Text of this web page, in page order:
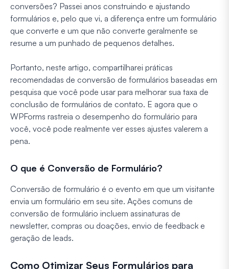
conversões? Passei anos construindo e ajustando
formulários e, pelo que vi, a diferença entre um formulário
que converte e um que não converte geralmente se
resume a um punhado de pequenos detalhes.
Portanto, neste artigo, compartilharei práticas
recomendadas de conversão de formulários baseadas em
pesquisa que você pode usar para melhorar sua taxa de
conclusão de formulários de contato. E agora que o
WPForms rastreia o desempenho do formulário para
você, você pode realmente ver esses ajustes valerem a
pena.
O que é Conversão de Formulário?
Conversão de formulário é o evento em que um visitante
envia um formulário em seu site. Ações comuns de
conversão de formulário incluem assinaturas de
newsletter, compras ou doações, envio de feedback e
geração de leads.
Como Otimizar Seus Formulários para